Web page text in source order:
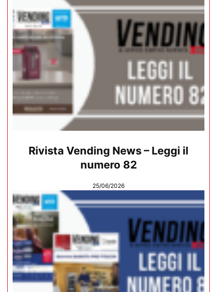
Rivista Vending News – Leggi il
numero 82
25/06/2026